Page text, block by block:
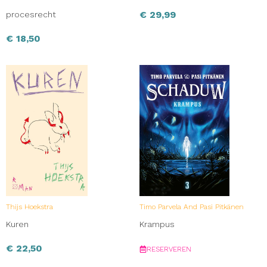
procesrecht
€ 18,50
€ 29,99
Thijs Hoekstra
Kuren
€ 22,50
Timo Parvela And Pasi Pitkänen
Krampus
RESERVEREN